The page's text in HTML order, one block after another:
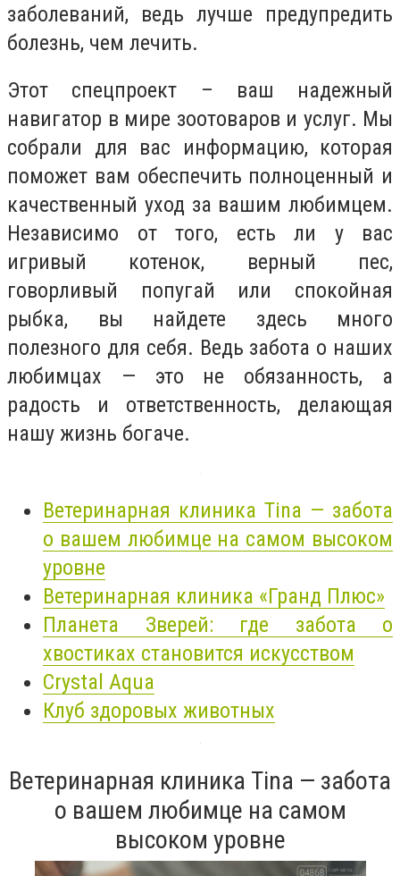
заболеваний, ведь лучше предупредить
болезнь, чем лечить.
Этот спецпроект – ваш надежный
навигатор в мире зоотоваров и услуг. Мы
собрали для вас информацию, которая
поможет вам обеспечить полноценный и
качественный уход за вашим любимцем.
Независимо от того, есть ли у вас
игривый котенок, верный пес,
говорливый попугай или спокойная
рыбка, вы найдете здесь много
полезного для себя. Ведь забота о наших
любимцах — это не обязанность, а
радость и ответственность, делающая
нашу жизнь богаче.
Ветеринарная клиника Tina — забота
о вашем любимце на самом высоком
уровне
Ветеринарная клиника «Гранд Плюс»
Планета Зверей: где забота о
хвостиках становится искусством
Crystal Aqua
Клуб здоровых животных
Ветеринарная клиника Tina — забота
о вашем любимце на самом
высоком уровне